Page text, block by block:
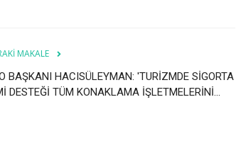
MAKALE
BAŞKANI HACISÜLEYMAN: 'TURİZMDE SİGORTA
DESTEĞİ TÜM KONAKLAMA İŞLETMELERİNİ...